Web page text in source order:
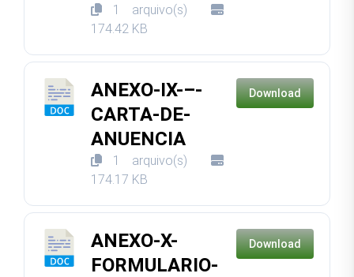
1 arquivo(s)
174.42 KB
ANEXO-IX-–-
CARTA-DE-
ANUENCIA
1 arquivo(s)
174.17 KB
Download
ANEXO-X-
FORMULARIO-
Download